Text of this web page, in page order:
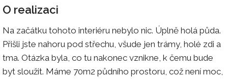
O realizaci
Na začátku tohoto interiéru nebylo nic. Úplně holá půda.
Přišli jste nahoru pod střechu, všude jen trámy, holé zdi a
tma. Otázka byla, co tu nakonec vznikne, k čemu bude
byt sloužit. Máme 70m2 půdního prostoru, což není moc,